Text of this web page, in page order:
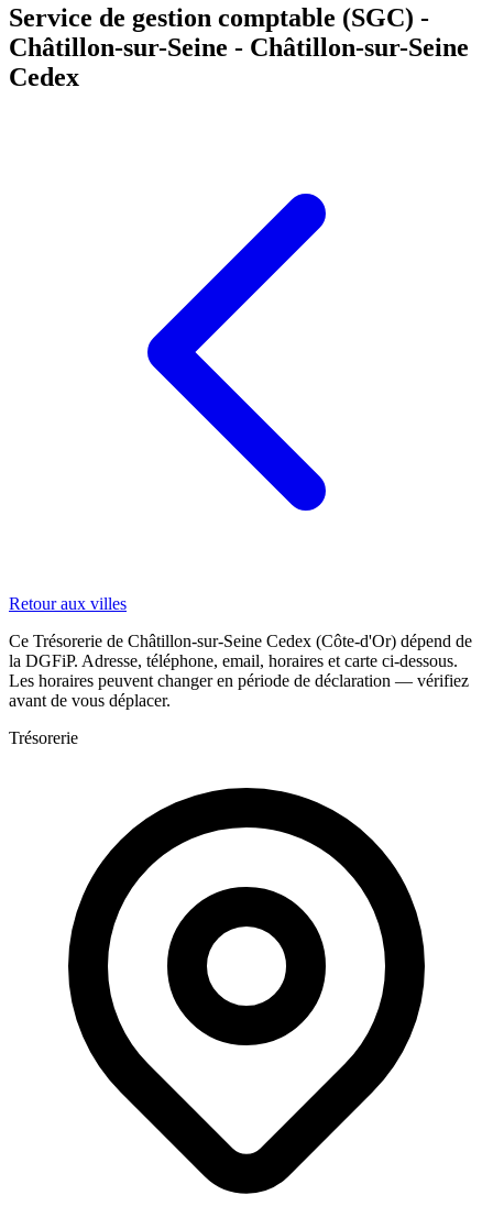
Service de gestion comptable (SGC) -
Châtillon-sur-Seine - Châtillon-sur-Seine
Cedex
Retour aux villes
Ce Trésorerie de Châtillon-sur-Seine Cedex (Côte-d'Or) dépend de
la DGFiP. Adresse, téléphone, email, horaires et carte ci-dessous.
Les horaires peuvent changer en période de déclaration — vérifiez
avant de vous déplacer.
Trésorerie